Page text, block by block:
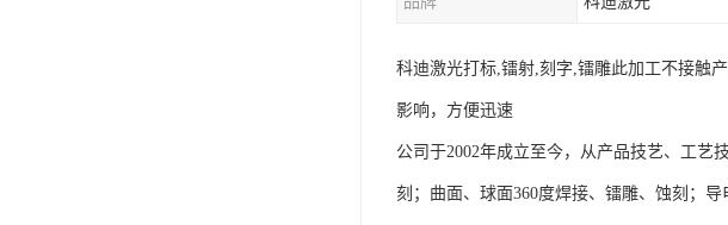
科迪激光打标,镭射,刻字,镭雕此加工不接触
影响，方便迅速
公司于2002年成立至今，从产品技艺、工艺
刻；曲面、球面360度焊接、镭雕、蚀刻；